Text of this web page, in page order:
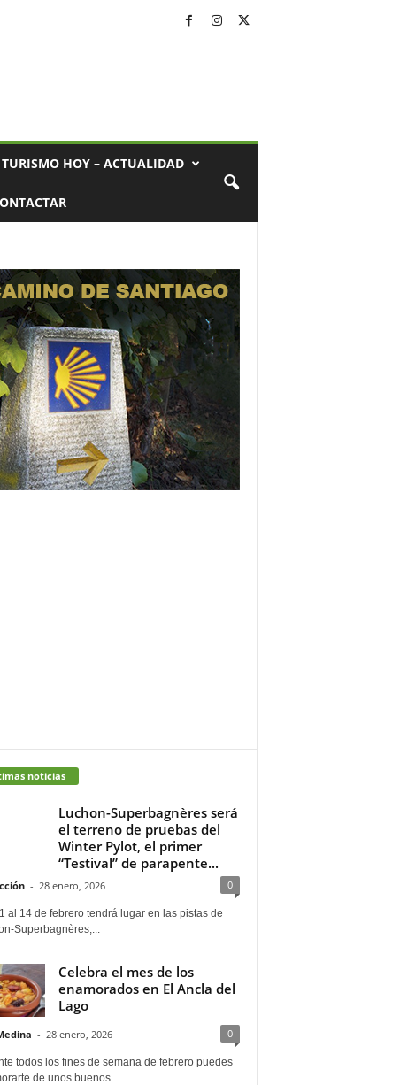
TURISMO HOY – ACTUALIDAD
noticias
Luchon-Superbagnères será
el terreno de pruebas del
Winter Pylot, el primer
“Testival” de parapente...
- 28 enero, 2026 0
al 14 de febrero tendrá lugar en las pistas de
Superbagnères,...
Celebra el mes de los
enamorados en El Ancla del
Lago
- 28 enero, 2026 0
todos los fines de semana de febrero puedes
de unos buenos...